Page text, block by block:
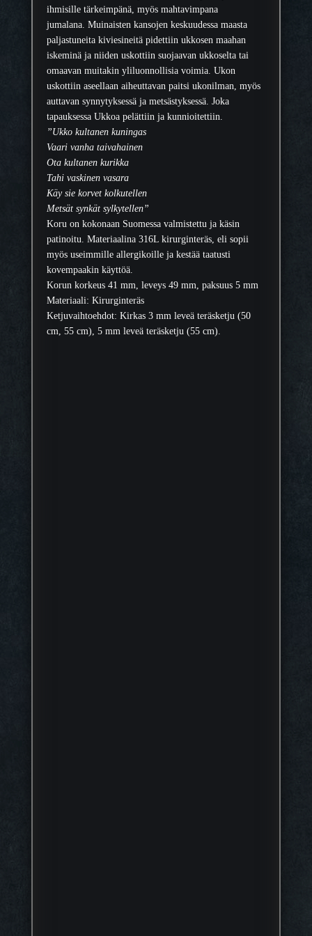
9
0
€
r
a
,
i
s
o
m
ä
r
ä
ihmisille tärkeimpänä, myös mahtavimpana
jumalana. Muinaisten kansojen keskuudessa maasta
paljastuneita kiviesineitä pidettiin ukkosen maahan
iskeminä ja niiden uskottiin suojaavan ukkoselta tai
omaavan muitakin yliluonnollisia voimia. Ukon
uskottiin aseellaan aiheuttavan paitsi ukonilman, myös
auttavan synnytyksessä ja metsästyksessä. Joka
tapauksessa Ukkoa pelättiin ja kunnioitettiin.
”Ukko kultanen kuningas
Vaari vanha taivahainen
Ota kultanen kurikka
Tahi vaskinen vasara
Käy sie korvet kolkutellen
Metsät synkät sylkytellen”
Koru on kokonaan Suomessa valmistettu ja käsin
patinoitu. Materiaalina 316L kirurginteräs, eli sopii
myös useimmille allergikoille ja kestää taatusti
kovempaakin käyttöä.
Korun korkeus 41 mm, leveys 49 mm, paksuus 5 mm
Materiaali: Kirurginteräs
Ketjuvaihtoehdot: Kirkas 3 mm leveä teräsketju (50
cm, 55 cm), 5 mm leveä teräsketju (55 cm).